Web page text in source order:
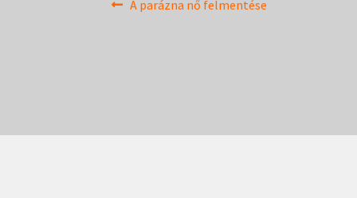
Bejegyzés
Previous
A parázna nő felmentése